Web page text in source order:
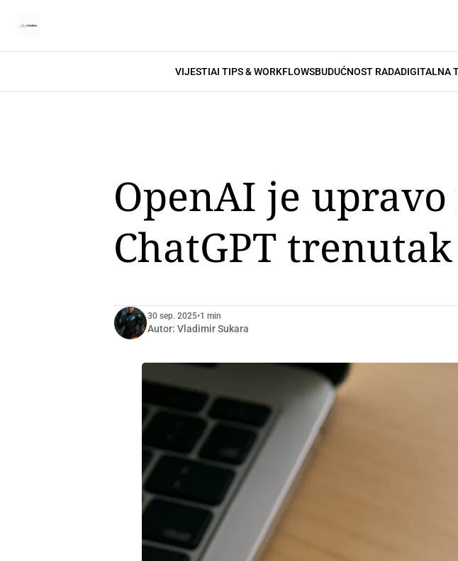
VIJESTIAI TIPS & WORKFLOWSBUDUĆNOST RADADIGITALNA
OpenAI je
ChatGPT
30 sep. 2025•1 min
Autor: Vladimir Sukara